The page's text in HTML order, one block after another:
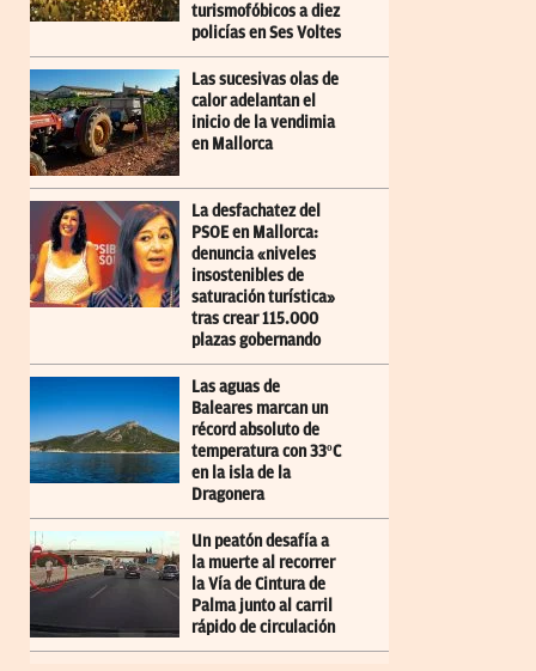
turismofóbicos a diez
policías en Ses Voltes
Las sucesivas olas de
calor adelantan el
inicio de la vendimia
en Mallorca
La desfachatez del
PSOE en Mallorca:
denuncia «niveles
insostenibles de
saturación turística»
tras crear 115.000
plazas gobernando
Las aguas de
Baleares marcan un
récord absoluto de
temperatura con 33ºC
en la isla de la
Dragonera
Un peatón desafía a
la muerte al recorrer
la Vía de Cintura de
Palma junto al carril
rápido de circulación